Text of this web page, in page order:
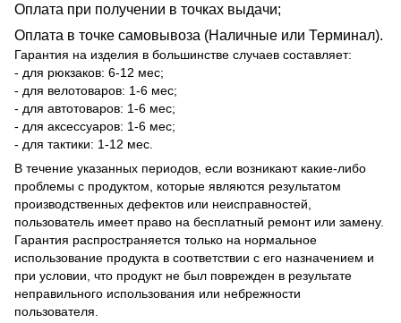
Оплата при получении в точках выдачи;
Оплата в точке самовывоза (Наличные или Терминал).
Гарантия на изделия в большинстве случаев составляет:
- для рюкзаков: 6-12 мес;
- для велотоваров: 1-6 мес;
- для автотоваров: 1-6 мес;
- для аксессуаров: 1-6 мес;
- для тактики: 1-12 мес.
В течение указанных периодов, если возникают какие-либо
проблемы с продуктом, которые являются результатом
производственных дефектов или неисправностей,
пользователь имеет право на бесплатный ремонт или замену.
Гарантия распространяется только на нормальное
использование продукта в соответствии с его назначением и
при условии, что продукт не был поврежден в результате
неправильного использования или небрежности
пользователя.